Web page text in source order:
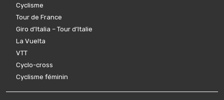
Cyclisme
Tour de France
Giro d’Italia – Tour d’Italie
La Vuelta
VTT
Cyclo-cross
Cyclisme féminin